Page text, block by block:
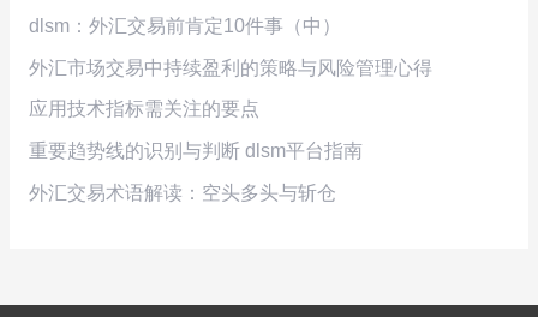
dlsm：外汇交易前肯定10件事（中）
外汇市场交易中持续盈利的策略与风险管理心得
应用技术指标需关注的要点
重要趋势线的识别与判断 dlsm平台指南
外汇交易术语解读：空头多头与斩仓